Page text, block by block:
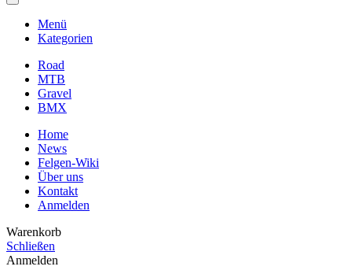
Menü
Kategorien
Road
MTB
Gravel
BMX
Home
News
Felgen-Wiki
Über uns
Kontakt
Anmelden
Warenkorb
Schließen
Anmelden